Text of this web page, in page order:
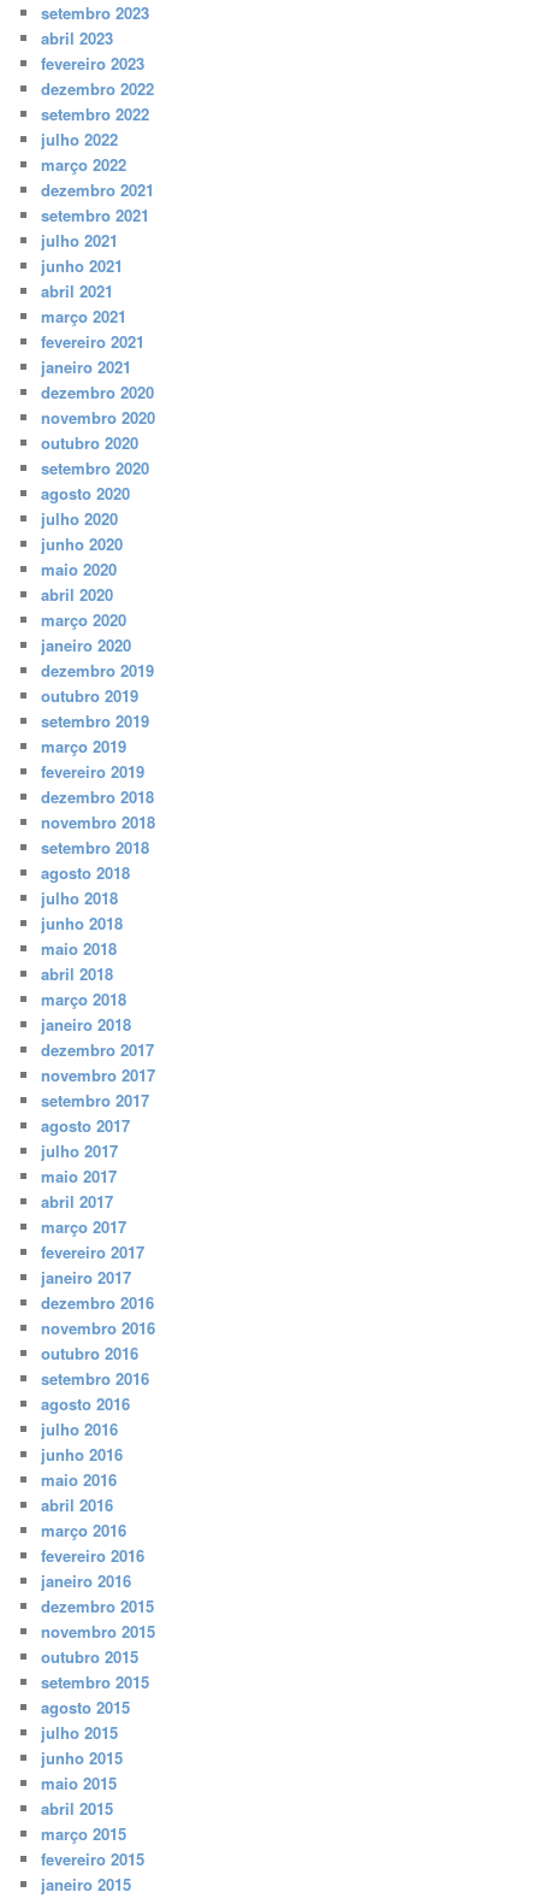
setembro 2023
abril 2023
fevereiro 2023
dezembro 2022
setembro 2022
julho 2022
março 2022
dezembro 2021
setembro 2021
julho 2021
junho 2021
abril 2021
março 2021
fevereiro 2021
janeiro 2021
dezembro 2020
novembro 2020
outubro 2020
setembro 2020
agosto 2020
julho 2020
junho 2020
maio 2020
abril 2020
março 2020
janeiro 2020
dezembro 2019
outubro 2019
setembro 2019
março 2019
fevereiro 2019
dezembro 2018
novembro 2018
setembro 2018
agosto 2018
julho 2018
junho 2018
maio 2018
abril 2018
março 2018
janeiro 2018
dezembro 2017
novembro 2017
setembro 2017
agosto 2017
julho 2017
maio 2017
abril 2017
março 2017
fevereiro 2017
janeiro 2017
dezembro 2016
novembro 2016
outubro 2016
setembro 2016
agosto 2016
julho 2016
junho 2016
maio 2016
abril 2016
março 2016
fevereiro 2016
janeiro 2016
dezembro 2015
novembro 2015
outubro 2015
setembro 2015
agosto 2015
julho 2015
junho 2015
maio 2015
abril 2015
março 2015
fevereiro 2015
janeiro 2015